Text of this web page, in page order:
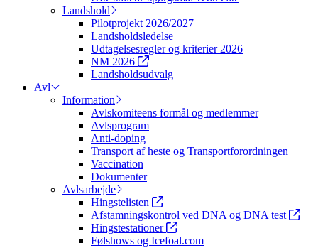
Landshold
Pilotprojekt 2026/2027
Landsholdsledelse
Udtagelsesregler og kriterier 2026
NM 2026
Landsholdsudvalg
Avl
Information
Avlskomiteens formål og medlemmer
Avlsprogram
Anti-doping
Transport af heste og Transportforordningen
Vaccination
Dokumenter
Avlsarbejde
Hingstelisten
Afstamningskontrol ved DNA og DNA test
Hingstestationer
Følshows og Icefoal.com